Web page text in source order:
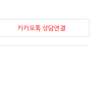
카카오톡 상담연결